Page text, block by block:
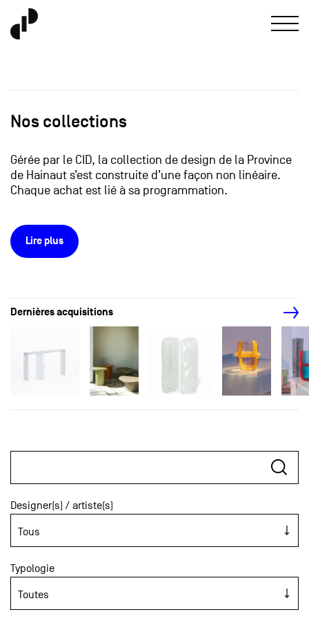
Nos collections
Gérée par le CID, la collection de design de la Province
de Hainaut s’est construite d’une façon non linéaire.
Chaque achat est lié à sa programmation.
Lire plus
Dernières acquisitions
Designer(s) / artiste(s)
Typologie